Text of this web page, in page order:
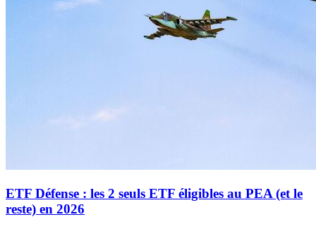
ETF Défense : les 2 seuls ETF éligibles au PEA (et le
reste) en 2026